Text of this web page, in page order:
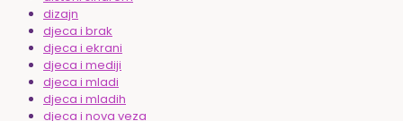
dizajn
djeca i brak
djeca i ekrani
djeca i mediji
djeca i mladi
djeca i mladih
djeca i nova veza